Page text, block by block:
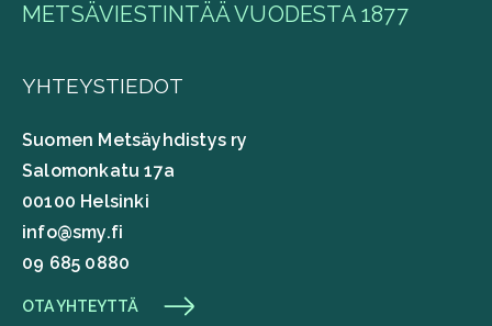
METSÄVIESTINTÄÄ VUODESTA 1877
YHTEYSTIEDOT
Suomen Metsäyhdistys ry
Salomonkatu 17a
00100 Helsinki
info@smy.fi
09 685 0880
OTA YHTEYTTÄ